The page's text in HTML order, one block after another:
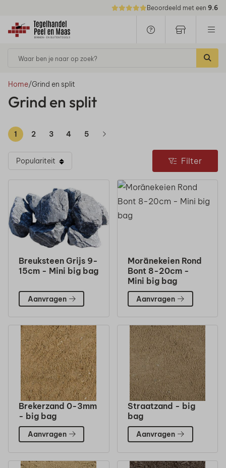
Beoordeeld met een 9.6
Waar ben je naar op zoek?
Home/Grind en split
Grind en split
1 2 3 4 5
Filter
Breuksteen Grijs 9-
15cm - Mini big bag
Aanvragen
Moränekeien Rond
Bont 8-20cm -
Mini big bag
Aanvragen
Brekerzand 0-3mm
- big bag
Aanvragen
Straatzand - big
bag
Aanvragen